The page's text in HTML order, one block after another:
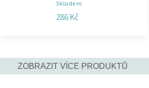
Skladem
286 Kč
ZOBRAZIT VÍCE PRODUKTŮ